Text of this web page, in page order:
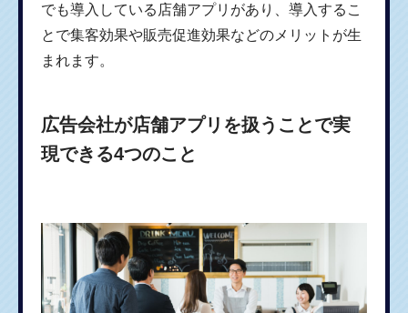
でも導入している店舗アプリがあり、導入するこ
とで集客効果や販売促進効果などのメリットが生
まれます。
広告会社が店舗アプリを扱うことで実
現できる4つのこと